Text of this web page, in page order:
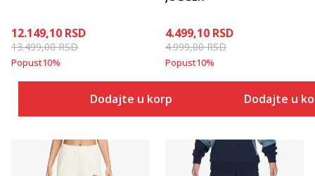
12.149,10 RSD
13.499,00RSD
Popust10%
Dodajte u korpu
4.499,10 RSD
4.999,00RSD
Popust10%
Dodajte u